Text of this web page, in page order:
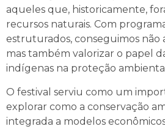
aqueles que, historicamente,
recursos naturais. Com
estruturados, conseguimos não
mas também valorizar o papel
indígenas na proteção
O festival serviu como um
explorar como a conservação
integrada a modelos